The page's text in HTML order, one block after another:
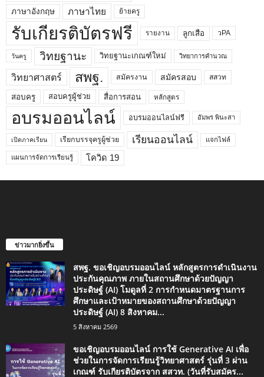
ภาษาอังกฤษ ภาษาไทย ย้ายครู
รับเกียรติบัตรฟรี รายงาน ลูกเสือ วPA
วันครู วิทยฐานะ วิทยฐานะเกณฑ์ใหม่ วิทยาการคำนวณ
วิทยาศาสตร์ สพฐ. สมัครงาน สมัครสอบ สสวท
สอบครู สอบครูผู้ช่วย สื่อการสอน หลักสูตร
อบรมออนไลน์ อบรมออนไลน์ฟรี อัมพร พินะสา
เปิดภาคเรียน เรียกบรรจุครูผู้ช่วย เรียนออนไลน์ แจกไฟล์
แผนการจัดการเรียนรู้ โควิด 19
ข่าวมากยิ่งขึ้น
สพฐ. ขอเชิญอบรมออนไลน์ หลักสูตรการดำเนินงาน
ประกันคุณภาพ ภายในสถานศึกษาด้วยปัญญา
ประดิษฐ์ (AI) โมดูลที่ 2 การกำหนดมาตรฐานการ
ศึกษาและเป้าหมายของสถานศึกษาด้วยปัญญา
ประดิษฐ์ (AI) 8 สิงหาคม...
5 สิงหาคม 2569
ขอเชิญอบรมออนไลน์ การใช้ Generative AI เพื่อ
ช่วยในการจัดการเรียนรู้วิทยาศาสตร์ รุ่นที่ 3 ผ่าน
เกณฑ์ รับเกียรติบัตรจาก สสวท. (วันที่รับสมัคร...